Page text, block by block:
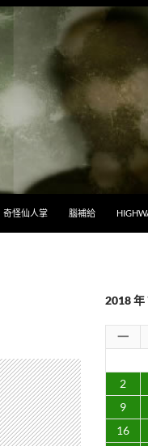
奇怪仙人掌
腦補給
2018 年
一
2
9
16